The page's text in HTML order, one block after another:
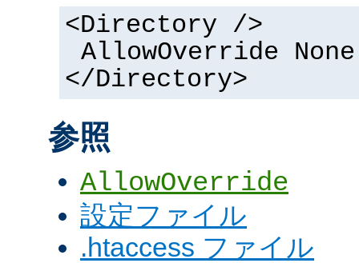
<Directory />
AllowOverride None
</Directory>
参照
AllowOverride
設定ファイル
.htaccess ファイル